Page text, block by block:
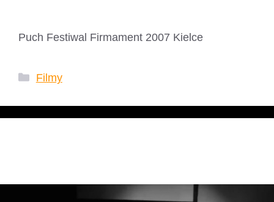
Puch Festiwal Firmament 2007 Kielce
Kategorie
Filmy